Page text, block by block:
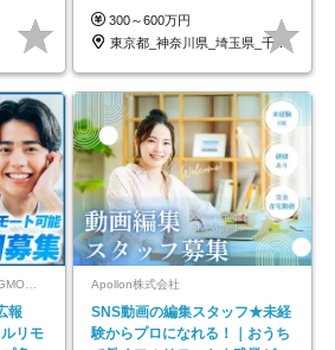
ープの正社員/sg
300～600万円
東京都_神奈川県_埼玉県_千葉県_大阪府…
GMOコネクトHR株式会社【GMOインターネットグループ】
報
リモ
Apollon株式会社
SNS動画の編集スタッフ★未経
験からプロになれる！｜おうち